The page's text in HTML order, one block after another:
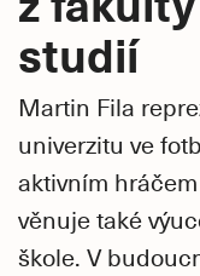
studií
Martin Fila
univerzitu ve
aktivním
věnuje také
škole. V